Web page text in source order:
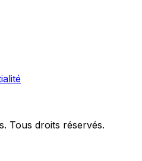
Tous droits réservés.